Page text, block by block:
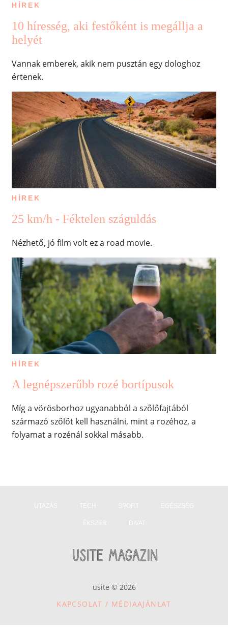
HÍREK
10 híresség, aki festőként is megállja a
helyét
Vannak emberek, akik nem pusztán egy dologhoz
értenek.
HÍREK
25 km/h - Féktelen száguldás
Nézhető, jó film volt ez a road movie.
HÍREK
A legnépszerűbb rozé bortípusok
Míg a vörösborhoz ugyanabból a szőlőfajtából
származó szőlőt kell használni, mint a rozéhoz, a
folyamat a rozénál sokkal másabb.
usite © 2026
KAPCSOLAT / MÉDIAAJÁNLAT